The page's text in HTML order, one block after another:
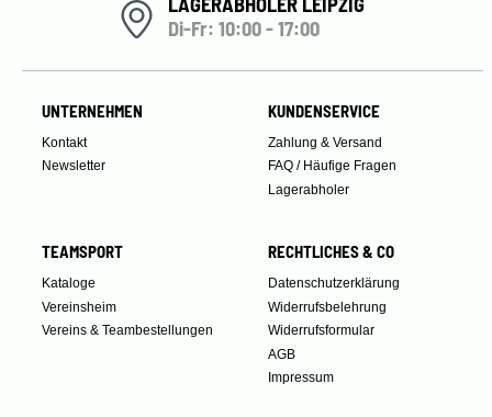
Di-Fr: 10:00 - 17:00
UNTERNEHMEN
Kontakt
Newsletter
KUNDENSERVICE
Zahlung & Versand
FAQ / Häufige Fragen
Lagerabholer
TEAMSPORT
Kataloge
Vereinsheim
Vereins & Teambestellungen
RECHTLICHES & CO
Datenschutzerklärung
Widerrufsbelehrung
Widerrufsformular
AGB
Impressum